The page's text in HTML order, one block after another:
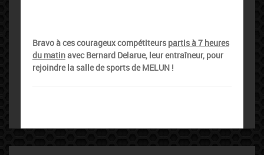
Bravo à ces courageux compétiteurs partis à 7 heures
du matinavec Bernard Delarue, leur entraîneur, pour
rejoindre la salle de sports de MELUN !